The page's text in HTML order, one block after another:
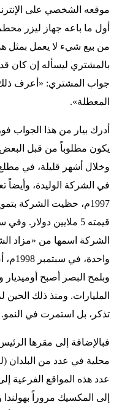
موقعه الشخصي على
من بيع شيء لا يعمل بمثل هذا
بالمشتري ليسأله إن كان
جواب المشتري: «أعرف
المعطلة».
أدرك بيار من هذا الجواب
يكون مطلوباً من قبل البعض
في الشركة الوليدة، وأيضاً
1997م، حظيت الشركة
قيمته 5 ملايين
الشركة اسمها من «مزاد
وبلمح البصر أصبح
المليارات. ومنذ ذلك
تذكر، بل استمرت في النمو.
فبالإضافة إلى مقرها
محلية في عدد من البلدان
إلى المكسيك مروراً